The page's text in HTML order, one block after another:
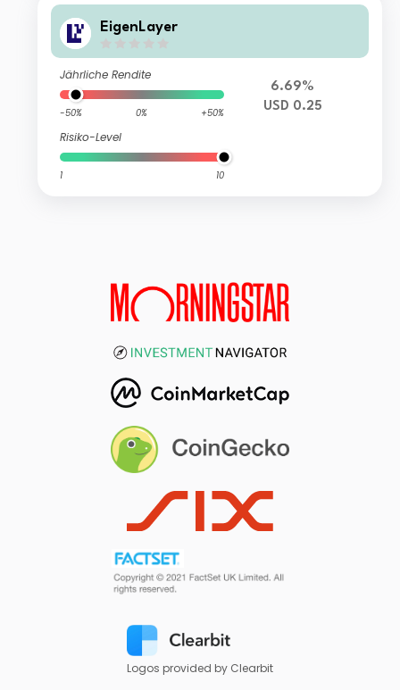
EigenLayer
Jährliche Rendite
-50% 0% +50%
Risiko-Level
1 10
6.69%
USD 0.25
Logos provided by Clearbit